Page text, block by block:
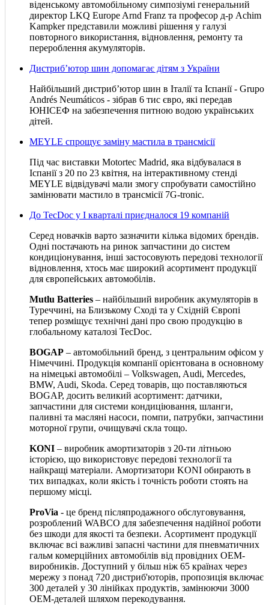
віденському автомобільному симпозіумі генеральний
директор LKQ Europe Arnd Franz та професор д-р Achim
Kampker представили можливі рішення у галузі
повторного використання, відновлення, ремонту та
перероблення акумуляторів.
Дистриб’ютор шин допомагає дітям з України
Найбільший дистриб’ютор шин в Італії та Іспанії - Grupo
Andrés Neumáticos - зібрав 6 тис євро, які передав
ЮНІСЕФ на забезпечення питною водою українських
дітей.
MEYLE спрощує заміну мастила в трансмісії
Під час виставки Motortec Madrid, яка відбувалася в
Іспанії з 20 по 23 квітня, на інтерактивному стенді
MEYLE відвідувачі мали змогу спробувати самостійно
замінювати мастило в трансмісії 7G-tronic.
До TecDoc у І кварталі приєдналося 19 компаній
Серед новачків варто зазначити кілька відомих брендів.
Одні постачають на ринок запчастини до систем
кондиціонування, інші застосовують передові технології
відновлення, хтось має широкий асортимент продукції
для європейських автомобілів.
Mutlu Batteries – найбільший виробник акумуляторів в
Туреччині, на Близькому Сході та у Східній Європі
тепер розміщує технічні дані про свою продукцію в
глобальному каталозі TecDoc.
BOGAP – автомобільний бренд, з центральним офісом у
Німеччині. Продукція компанії орієнтована в основному
на німецькі автомобілі – Volkswagen, Audi, Mercedes,
BMW, Audi, Skoda. Серед товарів, що поставляються
BOGAP, досить великий асортимент: датчики,
запчастини для системи кондиціювання, шланги,
паливні та масляні насоси, помпи, патрубки, запчастини
моторної групи, очищувачі скла тощо.
KONI – виробник амортизаторів з 20-ти літньою
історією, що використовує передові технології та
найкращі матеріали. Амортизатори KONI обирають в
тих випадках, коли якість і точність роботи стоять на
першому місці.
ProVia - це бренд післяпродажного обслуговування,
розроблений WABCO для забезпечення надійної роботи
без шкоди для якості та безпеки. Асортимент продукції
включає всі важливі запасні частини для пневматичних
гальм комерційних автомобілів від провідних OEM-
виробників. Доступний у більш ніж 65 країнах через
мережу з понад 720 дистриб'юторів, пропозиція включає
300 деталей у 30 лінійках продуктів, замінюючи 3000
OEM-деталей шляхом перекодування.